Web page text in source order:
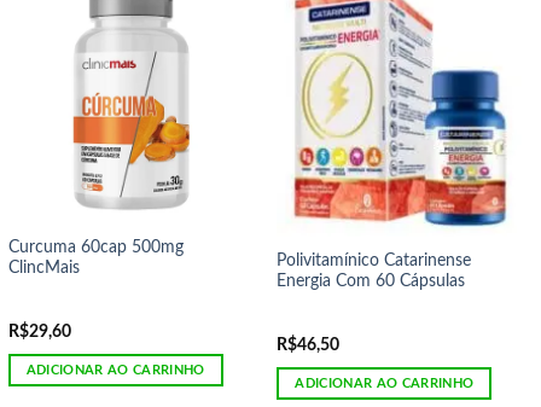
Curcuma 60cap 500mg
ClincMais
R$29,60
ADICIONAR AO CARRINHO
Polivitamínico Catarinense
Energia Com 60 Cápsulas
R$46,50
ADICIONAR AO CARRINHO